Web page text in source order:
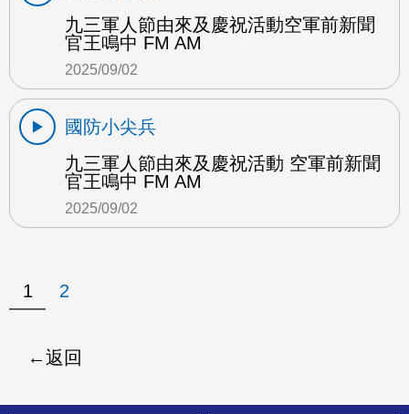
九三軍人節由來及慶祝活動空軍前新聞
官王鳴中 FM AM
2025/09/02
國防小尖兵
九三軍人節由來及慶祝活動 空軍前新聞
官王鳴中 FM AM
2025/09/02
1 2
返回